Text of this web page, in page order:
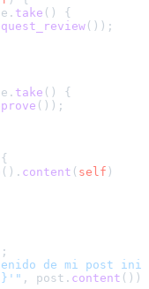
take () {
());
take () {
());
{
(). content ( self )
de mi post
, post. content